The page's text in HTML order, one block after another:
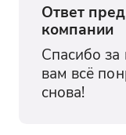
Ответ
компании
Спасибо
вам всё
снова!